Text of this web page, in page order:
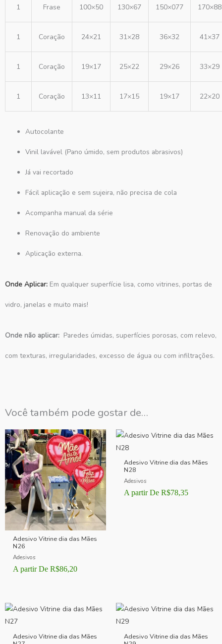
1 Frase 100×50 130×67 150×077 170×88
1 Coração 24×21 31×28 36×32 41×37
1 Coração 19×17 25×22 29×26 33×29
1 Coração 13×11 17×15 19×17 22×20
Autocolante
Vinil lavável (Pano úmido, sem produtos abrasivos)
Já vai recortado
Fácil aplicação e sem sujeira, não precisa de cola
Acompanha manual da série
Renovação do ambiente
Aplicação externa.
Onde Aplicar: Em qualquer superfície lisa, como vitrines, portas de
vidro, janelas e muito mais!
Onde não aplicar: Paredes úmidas, superfícies porosas, com relevo,
com texturas, irregularidades, excesso de água ou com infiltrações.
Você também pode gostar de…
Adesivo Vitrine dia das Mães
N26
Adesivos
A partir De R$86,20
Adesivo Vitrine dia das Mães
N28
Adesivos
A partir De R$78,35
Adesivo Vitrine dia das Mães
Adesivo Vitrine dia das Mães